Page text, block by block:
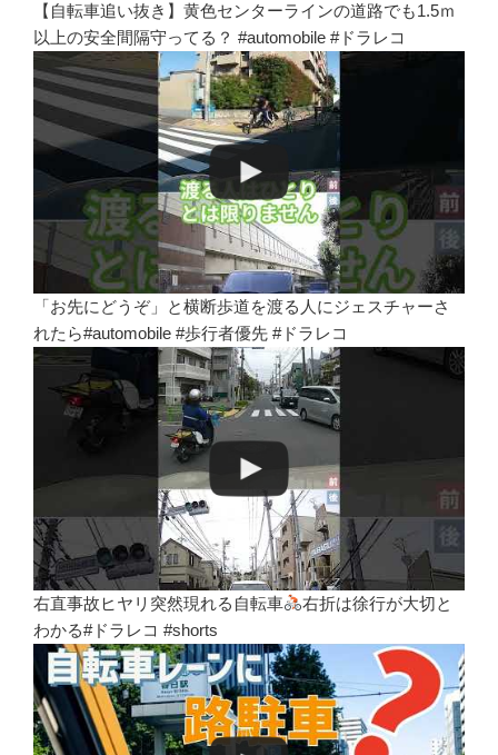
【自転車追い抜き】黄色センターラインの道路でも1.5ｍ
以上の安全間隔守ってる？ #automobile #ドラレコ
「お先にどうぞ」と横断歩道を渡る人にジェスチャーさ
れたら#automobile #歩行者優先 #ドラレコ
右直事故ヒヤリ突然現れる自転車
右折は徐行が大切と
わかる#ドラレコ #shorts